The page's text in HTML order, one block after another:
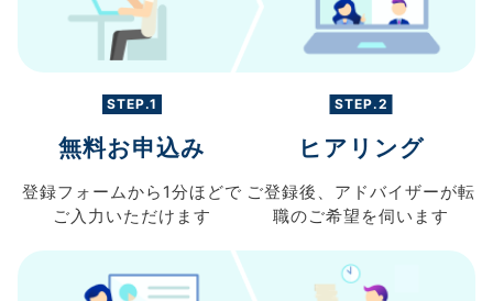
STEP.1
無料お申込み
登録フォームから 1分ほどで
ご入力 いただけます
STEP.2
ヒアリング
ご登録後、 アドバイザーが転
職のご希望を伺います